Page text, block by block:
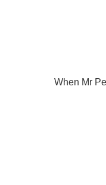
When Mr